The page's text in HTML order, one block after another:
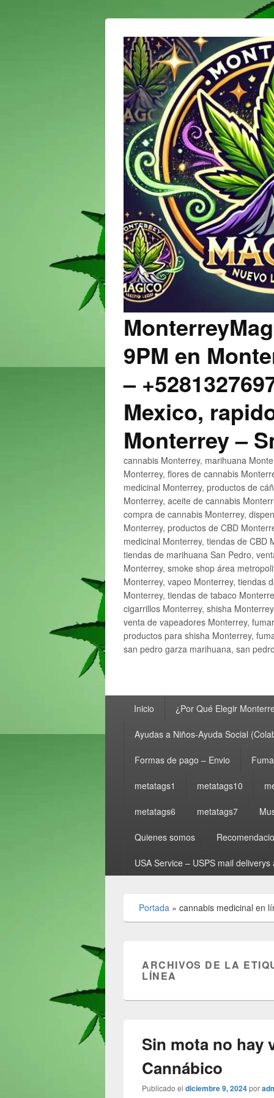
9PM en
–
Mexico,
Monterrey –
cannabis Monterrey, marihuana
Monterrey, flores de cannabis
medicinal Monterrey, productos de
Monterrey, aceite de cannabis
compra de cannabis Monterrey,
Monterrey, productos de CBD
medicinal Monterrey, tiendas de CBD
tiendas de marihuana San Pedro,
Monterrey, smoke shop área
Monterrey, vapeo Monterrey, tiendas
Monterrey, tiendas de tabaco
cigarrillos Monterrey, shisha
venta de vapeadores Monterrey,
productos para shisha Monterrey,
san pedro garza marihuana, san
principalInicio ¿Por Qué Elegir
Ayudas a Niños-Ayuda Social
Formas de pago – Envio
metatags1 metatags10
metatags6 metatags7
Quienes somos
USA Service – USPS mail
Portada » cannabis medicinal en
ARCHIVOS DE LA
LÍNEA
Sin mota no hay
Cannábico
Publicado el diciembre 9, 2024por